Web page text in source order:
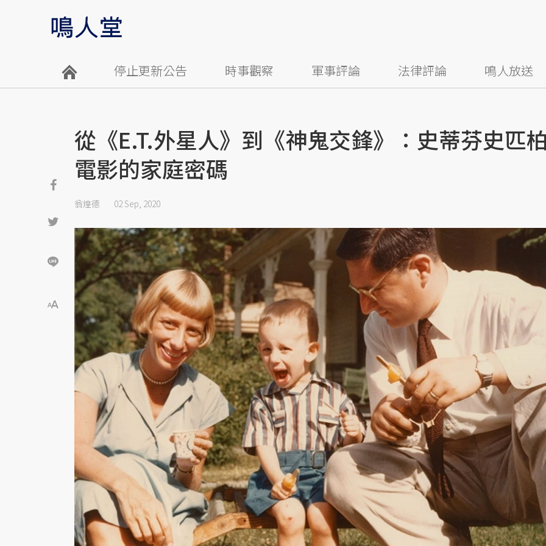
停止更新公告 時事觀察 軍事評論 法律評論 鳴人放送
從《E.T.外星人》到《神鬼交鋒》：史蒂芬史匹
電影的家庭密碼
翁煌德 02 Sep, 2020